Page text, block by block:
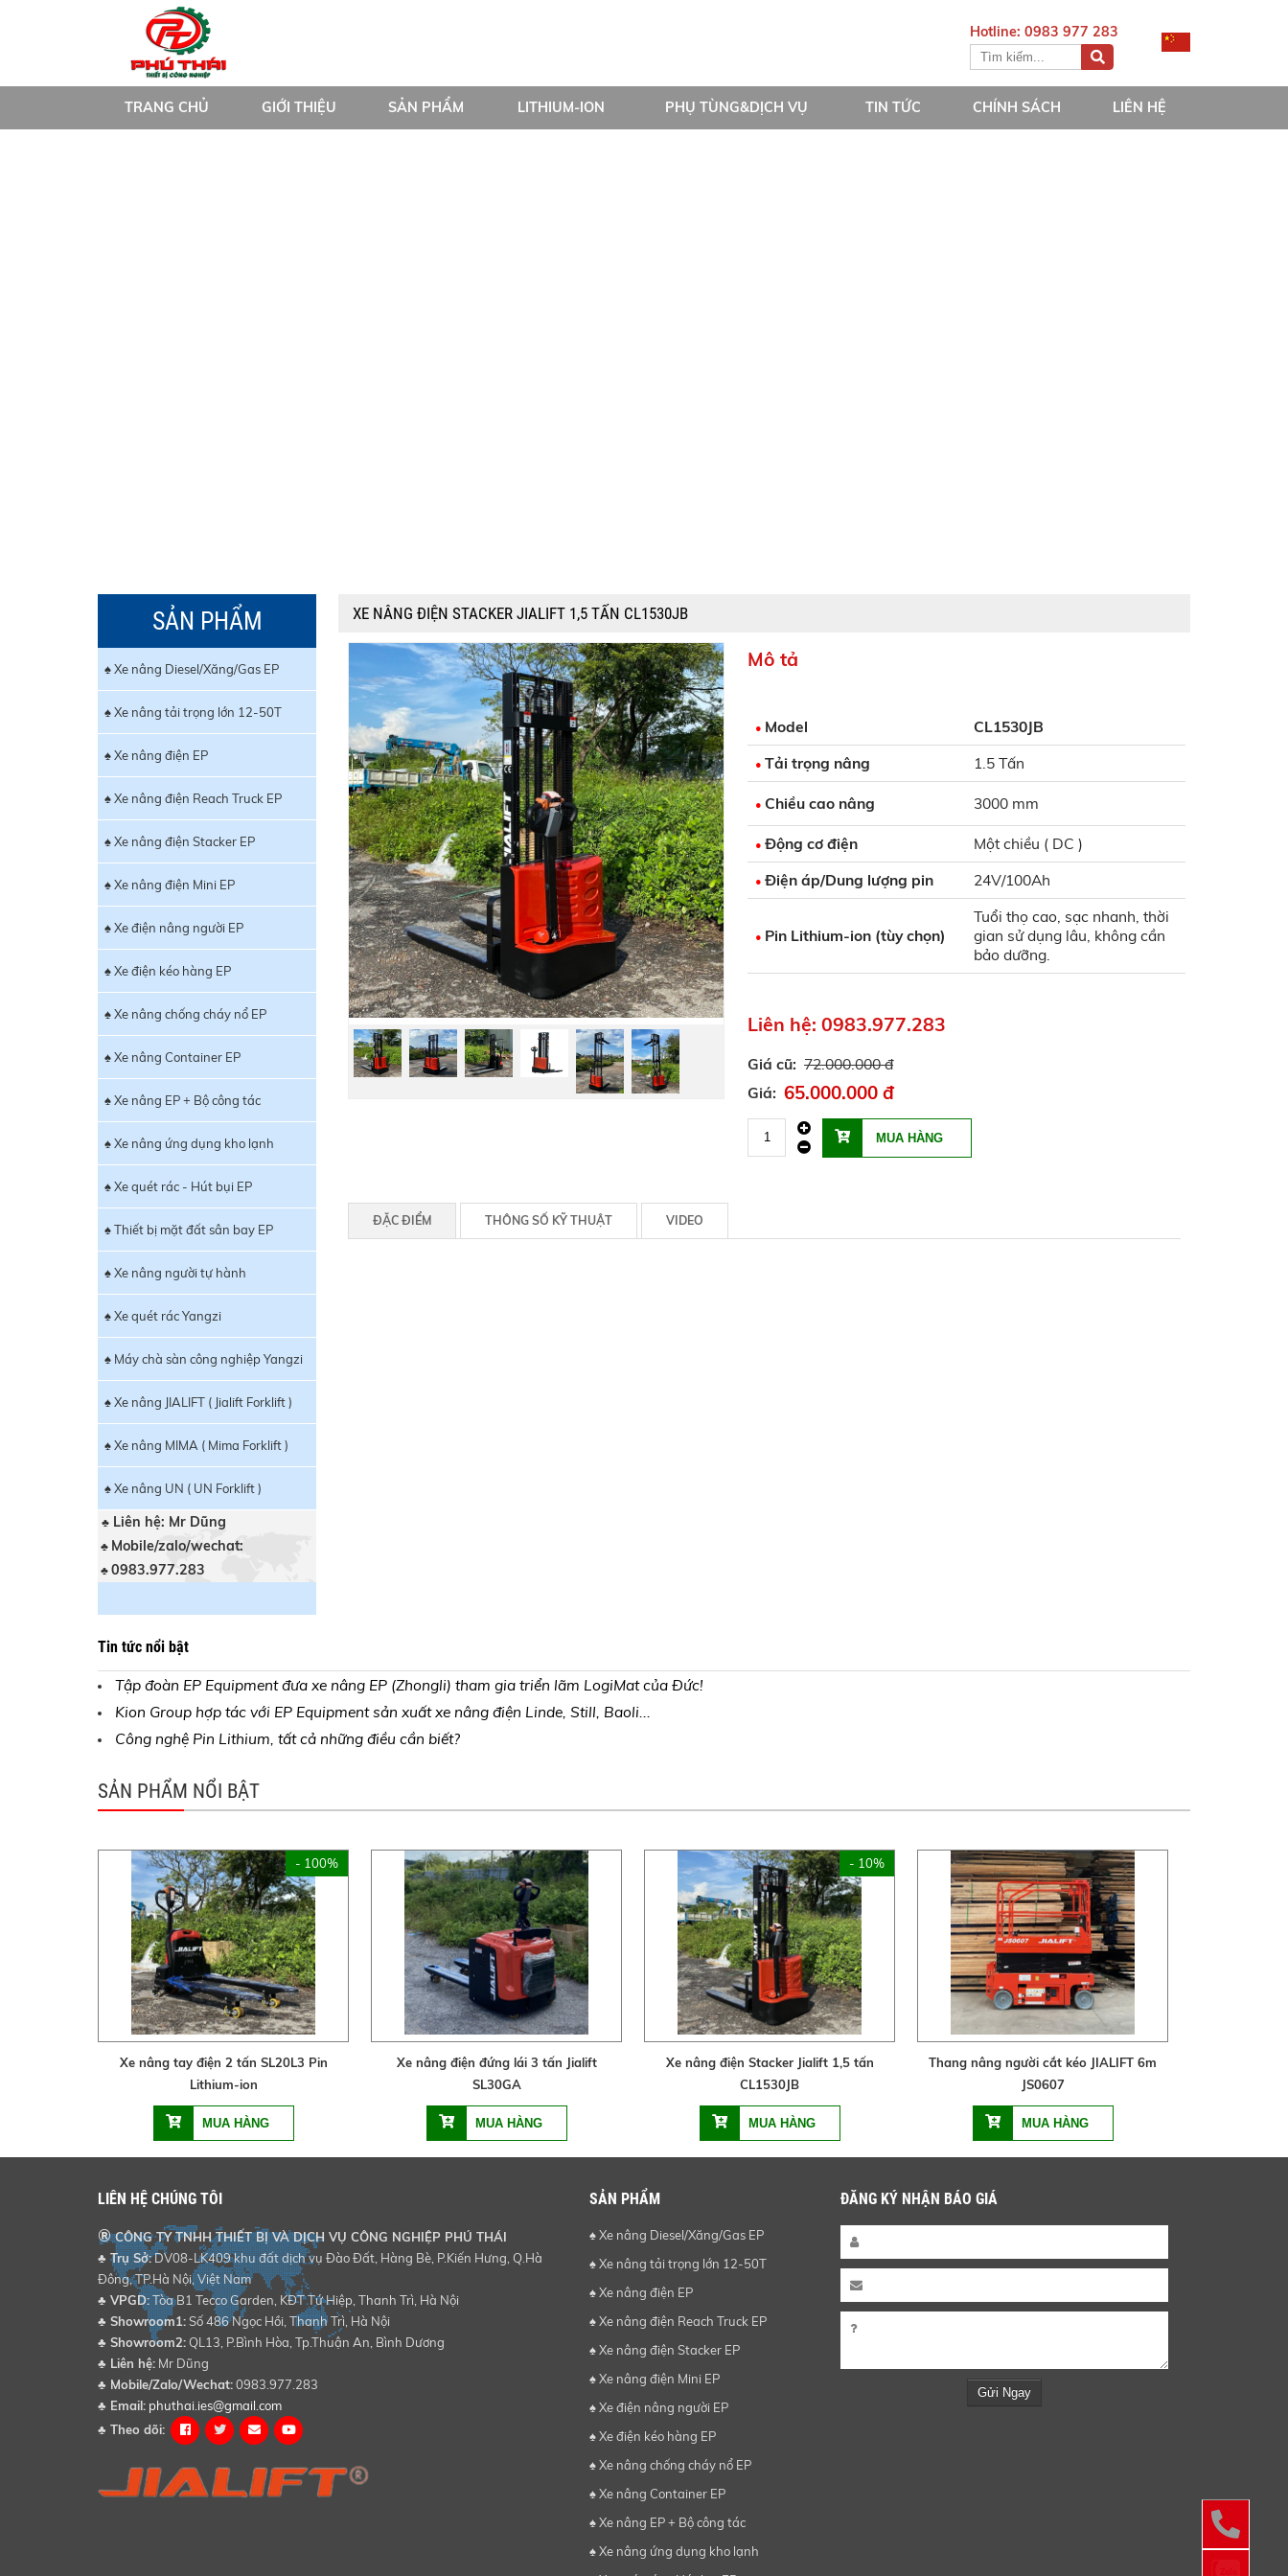
Hotline: 0983 977 283
TRANG CHỦ GIỚI THIỆU SẢN PHẨM LITHIUM-ION PHỤ TÙNG&DỊCH VỤ TIN TỨC CHÍNH SÁCH LIÊN HỆ
SẢN PHẨM
♠ Xe nâng Diesel/Xăng/Gas EP
♠ Xe nâng tải trọng lớn 12-50T
♠ Xe nâng điện EP
♠ Xe nâng điện Reach Truck EP
♠ Xe nâng điện Stacker EP
♠ Xe nâng điện Mini EP
♠ Xe điện nâng người EP
♠ Xe điện kéo hàng EP
♠ Xe nâng chống cháy nổ EP
♠ Xe nâng Container EP
♠ Xe nâng EP + Bộ công tác
♠ Xe nâng ứng dụng kho lạnh
♠ Xe quét rác - Hút bụi EP
♠ Thiết bị mặt đất sân bay EP
♠ Xe nâng người tự hành
♠ Xe quét rác Yangzi
♠ Máy chà sàn công nghiệp Yangzi
♠ Xe nâng JIALIFT ( Jialift Forklift )
♠ Xe nâng MIMA ( Mima Forklift )
♠ Xe nâng UN ( UN Forklift )
♣ Liên hệ: Mr Dũng
♣ Mobile/zalo/wechat:
♣ 0983.977.283
XE NÂNG ĐIỆN STACKER JIALIFT 1,5 TẤN CL1530JB
Mô tả
• Model CL1530JB
•Tải trọng nâng 1.5 Tấn
•Chiều cao nâng 3000 mm
•Động cơ điện Một chiều ( DC )
•Điện áp/Dung lượng pin 24V/100Ah
• Pin Lithium-ion (tùy chọn)
Tuổi thọ cao, sạc nhanh, thời
gian sử dụng lâu, không cần
bảo dưỡng.
Liên hệ: 0983.977.283
Giá cũ: 72.000.000 đ
Giá: 65.000.000 đ
ĐẶC ĐIỂM THÔNG SỐ KỸ THUẬT VIDEO
Tin tức nổi bật
Tập đoàn EP Equipment đưa xe nâng EP (Zhongli) tham gia triển lãm LogiMat của Đức!
Kion Group hợp tác với EP Equipment sản xuất xe nâng điện Linde, Still, Baoli...
Công nghệ Pin Lithium, tất cả những điều cần biết?
SẢN PHẨM NỔI BẬT
- 100%
Xe nâng tay điện 2 tấn SL20L3 Pin
Lithium-ion
Xe nâng điện đứng lái 3 tấn Jialift
SL30GA
- 10%
Xe nâng điện Stacker Jialift 1,5 tấn
CL1530JB
Thang nâng người cắt kéo JIALIFT 6m
JS0607
LIÊN HỆ CHÚNG TÔI
®CÔNG TY TNHH THIẾT BỊ VÀ DỊCH VỤ CÔNG NGHIỆP PHÚ THÁI
♣ Trụ Sở:DV08-LK409 khu đất dịch vụ Đào Đất, Hàng Bè, P.Kiến Hưng, Q.Hà
Đông, TP.Hà Nội, Việt Nam
♣ VPGD:Tòa B1 Tecco Garden, KĐT Tứ Hiệp, Thanh Trì, Hà Nội
♣ Showroom1:Số 486 Ngọc Hồi, Thanh Trì, Hà Nội
♣ Showroom2: QL13, P.Bình Hòa, Tp.Thuận An, Bình Dương
♣ Liên hệ: Mr Dũng
♣ Mobile/Zalo/Wechat:0983.977.283
♣ Email: phuthai.ies@gmail.com
♣ Theo dõi:
SẢN PHẨM
♠ Xe nâng Diesel/Xăng/Gas EP
♠ Xe nâng tải trọng lớn 12-50T
♠ Xe nâng điện EP
♠ Xe nâng điện Reach Truck EP
♠ Xe nâng điện Stacker EP
♠ Xe nâng điện Mini EP
♠ Xe điện nâng người EP
♠ Xe điện kéo hàng EP
♠ Xe nâng chống cháy nổ EP
♠ Xe nâng Container EP
♠ Xe nâng EP + Bộ công tác
♠ Xe nâng ứng dụng kho lạnh
ĐĂNG KÝ NHẬN BÁO GIÁ